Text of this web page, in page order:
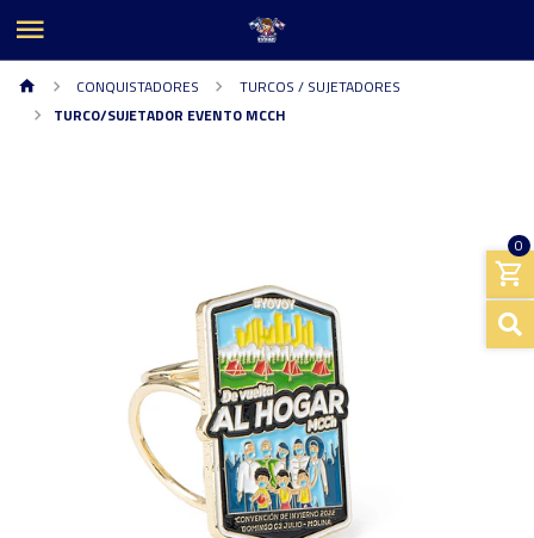
0
CONQUISTADORES
TURCOS / SUJETADORES
TURCO/SUJETADOR EVENTO MCCH